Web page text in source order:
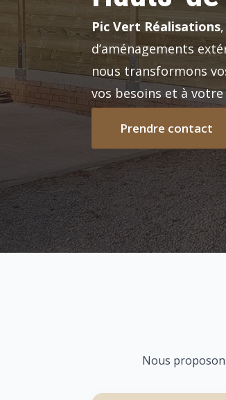
Pic Vert Réalisations
d’aménagements
nous transformons
vos besoins et à
Prendre contact
Nous